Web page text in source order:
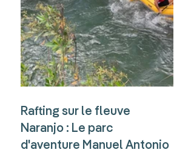
Rafting sur le fleuve
Naranjo : Le parc
d'aventure Manuel Antonio